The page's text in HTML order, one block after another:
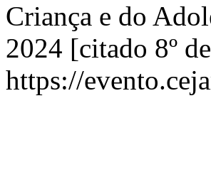
Criança e do
2024 [citado 8º
https://